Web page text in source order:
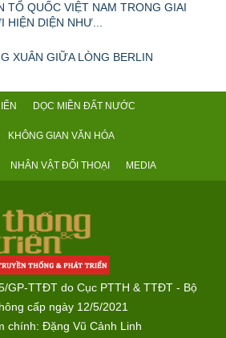
TỔ QUỐC VIỆT NAM TRONG GIAI
HIỆN DIỆN NHƯ...
XUÂN GIỮA LÒNG BERLIN
DỌC MIỀN ĐẤT NƯỚC
KHÔNG GIAN VĂN HÓA
NHÂN VẬT ĐỐI THOẠI MEDIA
GP-TTĐT do Cục PTTH & TTĐT - Bộ
cấp ngày 12/5/2021
chính: Đặng Vũ Cảnh Linh